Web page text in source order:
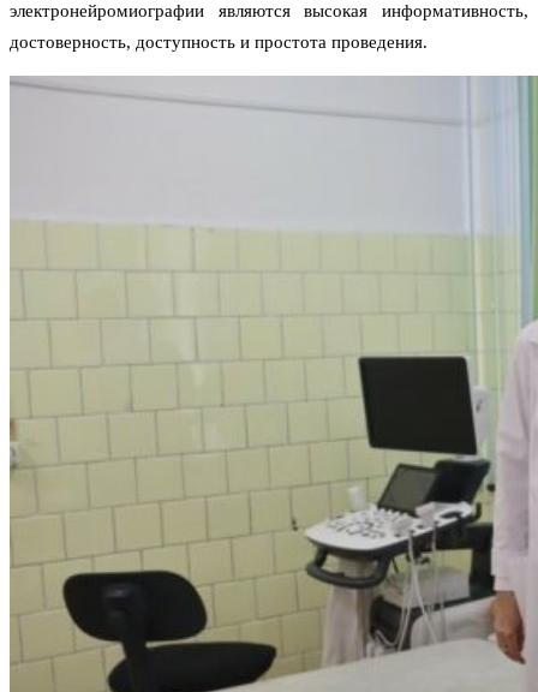
электронейромиографии являются высокая информативность,
достоверность, доступность и простота проведения.